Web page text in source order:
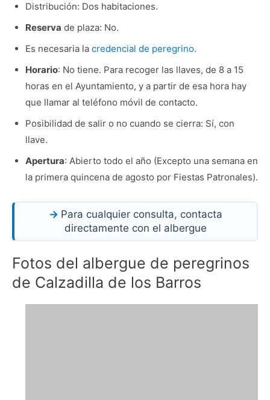
Distribución: Dos habitaciones.
Reserva de plaza: No.
Es necesaria la credencial de peregrino.
Horario: No tiene. Para recoger las llaves, de 8 a 15
horas en el Ayuntamiento, y a partir de esa hora hay
que llamar al teléfono móvil de contacto.
Posibilidad de salir o no cuando se cierra: Sí, con
llave.
Apertura: Abierto todo el año (Excepto una semana en
la primera quincena de agosto por Fiestas Patronales).
Para cualquier consulta, contacta
directamente con el albergue
Fotos del albergue de peregrinos
de Calzadilla de los Barros